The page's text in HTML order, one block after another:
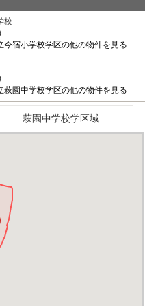
校
今宿小学校学区の他の物件を見る
萩園中学校学区の他の物件を見る
萩園中学校学区域